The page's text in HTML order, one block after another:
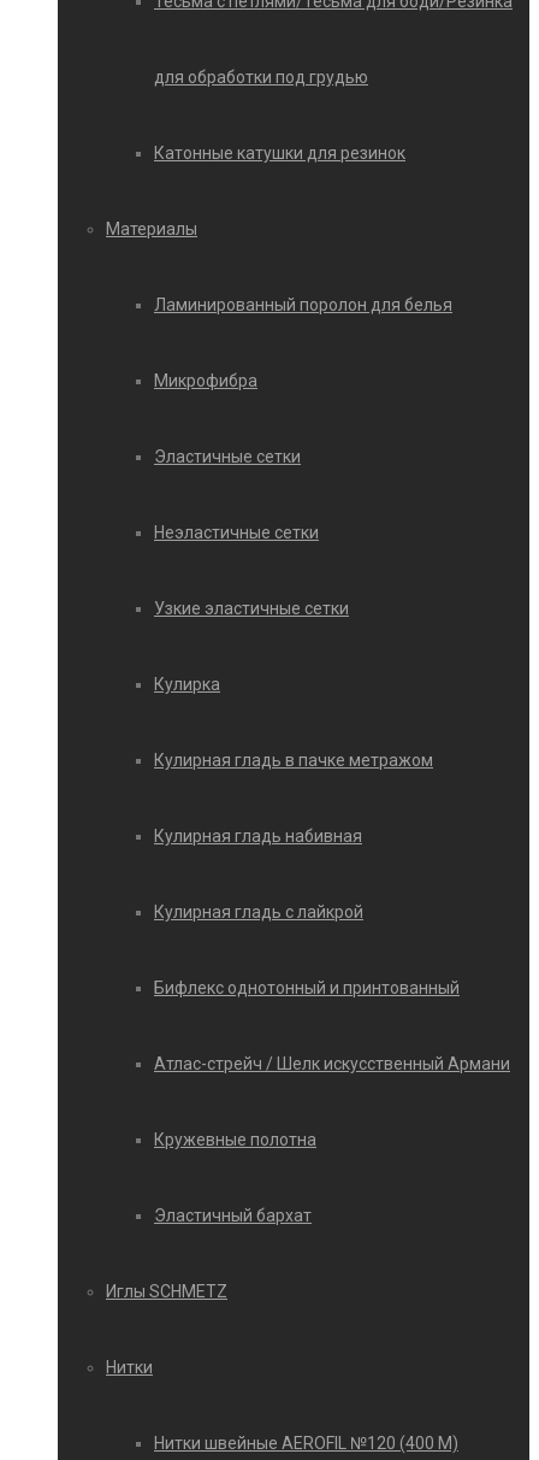
для обработки под грудью
Катонные катушки для резинок
Материалы
Ламинированный поролон для белья
Микрофибра
Эластичные сетки
Неэластичные сетки
Узкие эластичные сетки
Кулирка
Кулирная гладь в пачке метражом
Кулирная гладь набивная
Кулирная гладь с лайкрой
Бифлекс однотонный и принтованный
Атлас-стрейч / Шелк искусственный Армани
Кружевные полотна
Эластичный бархат
Иглы SCHMETZ
Нитки
Нитки швейные AEROFIL №120 (400 М)